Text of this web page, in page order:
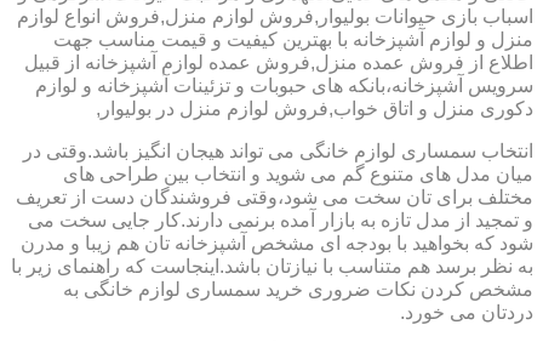
اسباب بازی حیوانات بولیوار,فروش لوازم منزل,فروش انواع لوازم
منزل و لوازم آشپزخانه با بهترین کیفیت و قیمت مناسب جهت
اطلاع از فروش عمده منزل,فروش عمده لوازم آشپزخانه از قبیل
سرویس آشپزخانه،بانکه های حبوبات و تزئینات آشپزخانه و لوازم
دکوری منزل و اتاق خواب,فروش لوازم منزل در بولیوار,
انتخاب سمساری لوازم خانگی می تواند هیجان انگیز باشد.وقتی در
میان مدل های متنوع گم می شوید و انتخاب بین طراحی های
مختلف برای تان سخت می شود،وقتی فروشندگان دست از تعریف
و تمجید از مدل تازه به بازار آمده برنمی دارند.کار جایی سخت می
شود که بخواهید با بودجه ای مشخص آشپزخانه تان هم زیبا و مدرن
به نظر برسد هم متناسب با نیازتان باشد.اینجاست که راهنمای زیر با
مشخص کردن نکات ضروری خرید سمساری لوازم خانگی به
دردتان می خورد.